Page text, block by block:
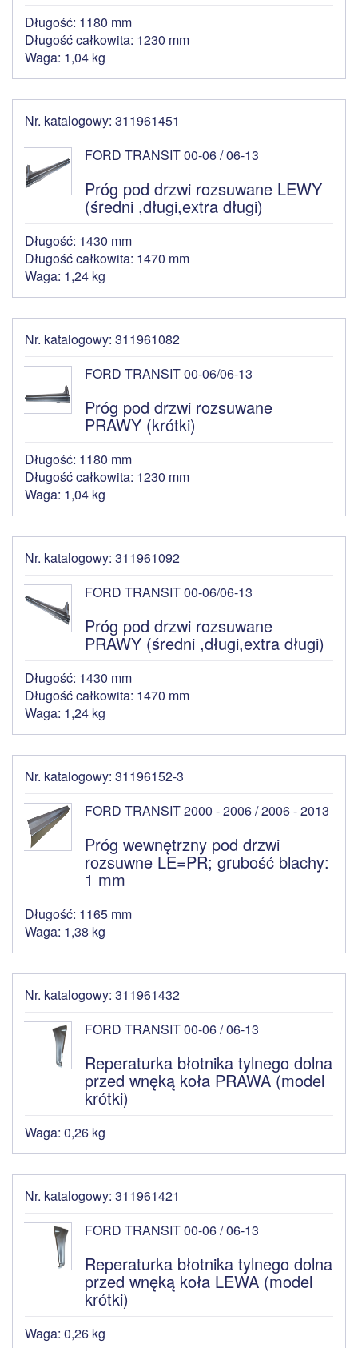
Długość: 1180 mm
Długość całkowita: 1230 mm
Waga: 1,04 kg
Nr. katalogowy: 311961451
FORD TRANSIT 00-06 / 06-13
Próg pod drzwi rozsuwane LEWY
(średni ,długi,extra długi)
Długość: 1430 mm
Długość całkowita: 1470 mm
Waga: 1,24 kg
Nr. katalogowy: 311961082
FORD TRANSIT 00-06/06-13
Próg pod drzwi rozsuwane
PRAWY (krótki)
Długość: 1180 mm
Długość całkowita: 1230 mm
Waga: 1,04 kg
Nr. katalogowy: 311961092
FORD TRANSIT 00-06/06-13
Próg pod drzwi rozsuwane
PRAWY (średni ,długi,extra długi)
Długość: 1430 mm
Długość całkowita: 1470 mm
Waga: 1,24 kg
Nr. katalogowy: 31196152-3
FORD TRANSIT 2000 - 2006 / 2006 - 2013
Próg wewnętrzny pod drzwi
rozsuwne LE=PR; grubość blachy:
1 mm
Długość: 1165 mm
Waga: 1,38 kg
Nr. katalogowy: 311961432
FORD TRANSIT 00-06 / 06-13
Reperaturka błotnika tylnego dolna
przed wnęką koła PRAWA (model
krótki)
Waga: 0,26 kg
Nr. katalogowy: 311961421
FORD TRANSIT 00-06 / 06-13
Reperaturka błotnika tylnego dolna
przed wnęką koła LEWA (model
krótki)
Waga: 0,26 kg